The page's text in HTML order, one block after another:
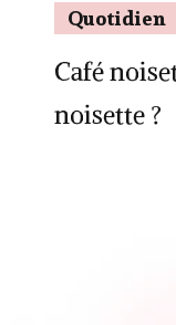
Quotidien
Café
noisette ?